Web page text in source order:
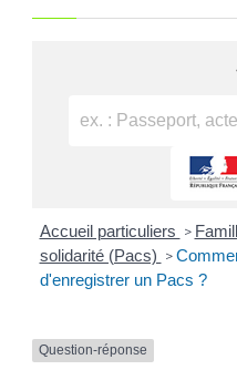
Accueil particuliers >
solidarité (Pacs) >
d'enregistrer un Pacs ?
Question-réponse